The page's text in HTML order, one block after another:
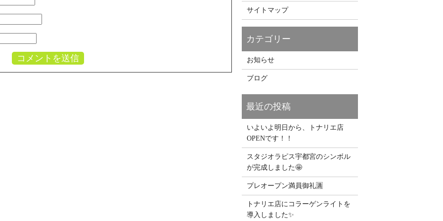
サイトマップ
お知らせ
ブログ
いよいよ明日から、トナリエ店
OPENです！！
スタジオラピス宇都宮のシンボル
が完成しました🤩
プレオープン満員御礼🈵
トナリエ店にコラーゲンライトを
導入しました✨